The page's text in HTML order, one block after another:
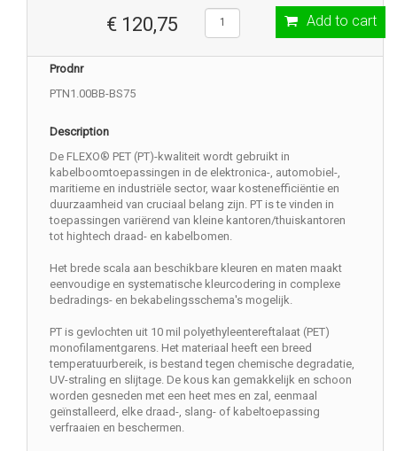
€ 120,75 Add to cart
Prodnr
PTN1.00BB-BS75
Description
De FLEXO® PET (PT)-kwaliteit wordt gebruikt in
kabelboomtoepassingen in de elektronica-, automobiel-,
maritieme en industriële sector, waar kostenefficiëntie en
duurzaamheid van cruciaal belang zijn. PT is te vinden in
toepassingen variërend van kleine kantoren/thuiskantoren
tot hightech draad- en kabelbomen.
Het brede scala aan beschikbare kleuren en maten maakt
eenvoudige en systematische kleurcodering in complexe
bedradings- en bekabelingsschema's mogelijk.
PT is gevlochten uit 10 mil polyethyleentereftalaat (PET)
monofilamentgarens. Het materiaal heeft een breed
temperatuurbereik, is bestand tegen chemische degradatie,
UV-straling en slijtage. De kous kan gemakkelijk en schoon
worden gesneden met een heet mes en zal, eenmaal
geïnstalleerd, elke draad-, slang- of kabeltoepassing
verfraaien en beschermen.